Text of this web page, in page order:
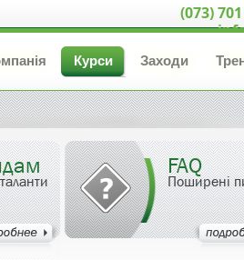
(073)
Курси Заходи
FAQ
Поширені